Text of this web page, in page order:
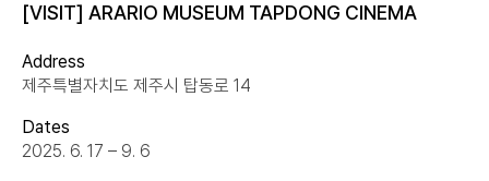
[VISIT] ARARIO MUSEUM TAPDONG CINEMA
Address
제주특별자치도 제주시 탑동로 14
Dates
2025. 6. 17 – 9. 6